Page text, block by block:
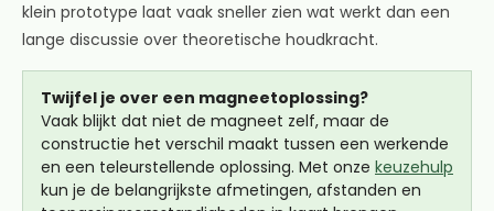
klein prototype laat vaak sneller zien wat werkt dan een
lange discussie over theoretische houdkracht.
Twijfel je over een magneetoplossing?
Vaak blijkt dat niet de magneet zelf, maar de
constructie het verschil maakt tussen een werkende
en een teleurstellende oplossing. Met onze keuzehulp
kun je de belangrijkste afmetingen, afstanden en